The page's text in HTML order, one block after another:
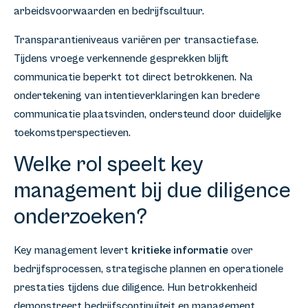
arbeidsvoorwaarden en bedrijfscultuur.
Transparantieniveaus variëren per transactiefase.
Tijdens vroege verkennende gesprekken blijft
communicatie beperkt tot direct betrokkenen. Na
ondertekening van intentieverklaringen kan bredere
communicatie plaatsvinden, ondersteund door duidelijke
toekomstperspectieven.
Welke rol speelt key
management bij due diligence
onderzoeken?
Key management levert kritieke informatie over
bedrijfsprocessen, strategische plannen en operationele
prestaties tijdens due diligence. Hun betrokkenheid